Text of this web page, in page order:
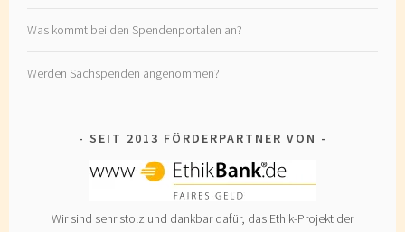
Was kommt bei den Spendenportalen an?
Werden Sachspenden angenommen?
SEIT 2013 FÖRDERPARTNER VON
Wir sind sehr stolz und dankbar dafür, das Ethik-Projekt der